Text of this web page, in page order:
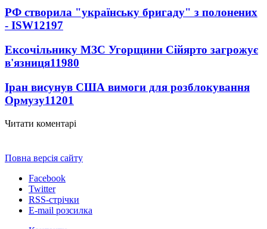
РФ створила "українську бригаду" з полонених
- ISW12197
Ексочільнику МЗС Угорщини Сійярто загрожує
в'язниця11980
Іран висунув США вимоги для розблокування
Ормузу11201
Читати коментарі
Повна версія сайту
Facebook
Twitter
RSS-стрічки
E-mail розсилка